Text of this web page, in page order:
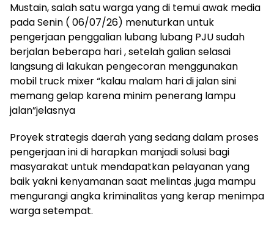
Mustain, salah satu warga yang di temui awak media
pada Senin ( 06/07/26) menuturkan untuk
pengerjaan penggalian lubang lubang PJU sudah
berjalan beberapa hari , setelah galian selasai
langsung di lakukan pengecoran menggunakan
mobil truck mixer “kalau malam hari di jalan sini
memang gelap karena minim penerang lampu
jalan”jelasnya
Proyek strategis daerah yang sedang dalam proses
pengerjaan ini di harapkan manjadi solusi bagi
masyarakat untuk mendapatkan pelayanan yang
baik yakni kenyamanan saat melintas ,juga mampu
mengurangi angka kriminalitas yang kerap menimpa
warga setempat.